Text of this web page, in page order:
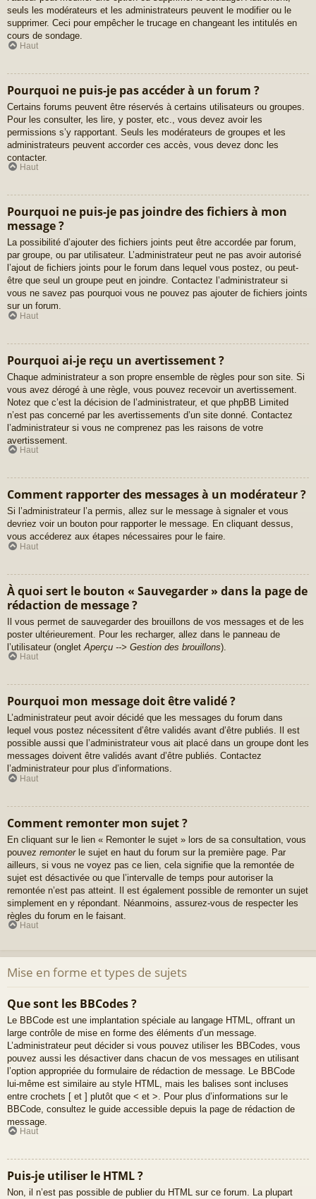
seuls les modérateurs et les administrateurs peuvent le modifier ou le
supprimer. Ceci pour empêcher le trucage en changeant les intitulés en
cours de sondage.
Haut
Pourquoi ne puis-je pas accéder à un forum ?
Certains forums peuvent être réservés à certains utilisateurs ou groupes.
Pour les consulter, les lire, y poster, etc., vous devez avoir les
permissions s’y rapportant. Seuls les modérateurs de groupes et les
administrateurs peuvent accorder ces accès, vous devez donc les
contacter.
Haut
Pourquoi ne puis-je pas joindre des fichiers à mon
message ?
La possibilité d’ajouter des fichiers joints peut être accordée par forum,
par groupe, ou par utilisateur. L’administrateur peut ne pas avoir autorisé
l’ajout de fichiers joints pour le forum dans lequel vous postez, ou peut-
être que seul un groupe peut en joindre. Contactez l’administrateur si
vous ne savez pas pourquoi vous ne pouvez pas ajouter de fichiers joints
sur un forum.
Haut
Pourquoi ai-je reçu un avertissement ?
Chaque administrateur a son propre ensemble de règles pour son site. Si
vous avez dérogé à une règle, vous pouvez recevoir un avertissement.
Notez que c’est la décision de l’administrateur, et que phpBB Limited
n’est pas concerné par les avertissements d’un site donné. Contactez
l’administrateur si vous ne comprenez pas les raisons de votre
avertissement.
Haut
Comment rapporter des messages à un modérateur ?
Si l’administrateur l’a permis, allez sur le message à signaler et vous
devriez voir un bouton pour rapporter le message. En cliquant dessus,
vous accéderez aux étapes nécessaires pour le faire.
Haut
À quoi sert le bouton « Sauvegarder » dans la page de
rédaction de message ?
Il vous permet de sauvegarder des brouillons de vos messages et de les
poster ultérieurement. Pour les recharger, allez dans le panneau de
l’utilisateur (onglet Aperçu --> Gestion des brouillons).
Haut
Pourquoi mon message doit être validé ?
L’administrateur peut avoir décidé que les messages du forum dans
lequel vous postez nécessitent d’être validés avant d’être publiés. Il est
possible aussi que l’administrateur vous ait placé dans un groupe dont les
messages doivent être validés avant d’être publiés. Contactez
l’administrateur pour plus d’informations.
Haut
Comment remonter mon sujet ?
En cliquant sur le lien « Remonter le sujet » lors de sa consultation, vous
pouvez remonterle sujet en haut du forum sur la première page. Par
ailleurs, si vous ne voyez pas ce lien, cela signifie que la remontée de
sujet est désactivée ou que l’intervalle de temps pour autoriser la
remontée n’est pas atteint. Il est également possible de remonter un sujet
simplement en y répondant. Néanmoins, assurez-vous de respecter les
règles du forum en le faisant.
Haut
Mise en forme et types de sujets
Que sont les BBCodes ?
Le BBCode est une implantation spéciale au langage HTML, offrant un
large contrôle de mise en forme des éléments d’un message.
L’administrateur peut décider si vous pouvez utiliser les BBCodes, vous
pouvez aussi les désactiver dans chacun de vos messages en utilisant
l’option appropriée du formulaire de rédaction de message. Le BBCode
lui-même est similaire au style HTML, mais les balises sont incluses
entre crochets [ et ] plutôt que < et >. Pour plus d’informations sur le
BBCode, consultez le guide accessible depuis la page de rédaction de
message.
Haut
Puis-je utiliser le HTML ?
Non, il n’est pas possible de publier du HTML sur ce forum. La plupart